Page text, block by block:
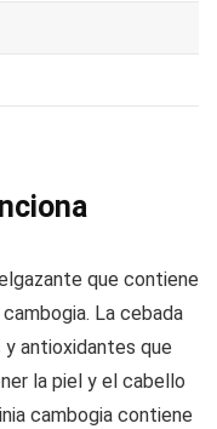
que contiene
La cebada
y antioxidantes que
la piel y el cabello
cambogia contiene